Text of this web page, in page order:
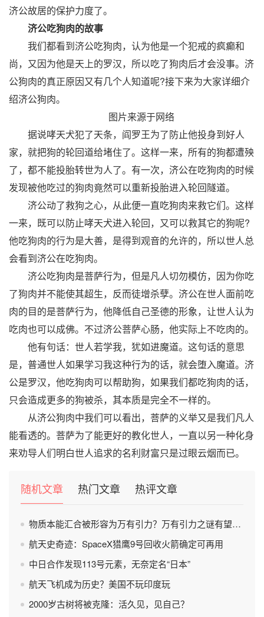
济公故居的保护力度了。
济公吃狗肉的故事
我们都看到济公吃狗肉，认为他是一个犯戒的疯癫和
尚，又因为他是天上的罗汉，所以吃了狗肉后才会没事。济
公狗肉的真正原因又有几个人知道呢?接下来为大家详细介
绍济公狗肉。
图片来源于网络
据说哮天犬犯了天条，阎罗王为了防止他投身到好人
家，就把狗的轮回道给堵住了。这样一来，所有的狗都遭殃
了，都不能投胎转世为人了。有一次，济公在吃狗肉的时候
发现被他吃过的狗肉竟然可以重新投胎进入轮回隧道。
济公动了救狗之心，从此便一直吃狗肉来救它们。这样
一来，既可以防止哮天犬进入轮回，又可以救其它的狗呢?
他吃狗肉的行为是大善，是得到观音的允许的，所以世人总
会看到济公在吃狗肉。
济公吃狗肉是菩萨行为，但是凡人切勿模仿，因为你吃
了狗肉并不能使其超生，反而徒增杀孽。济公在世人面前吃
肉的目的是菩萨行为，他降低自己圣德的形象，让世人认为
吃肉也可以成佛。不过济公菩萨心肠，他实际上不吃肉的。
他有句话：世人若学我，犹如进魔道。这句话的意思
是，普通世人如果学习我这种行为的话，就会堕入魔道。济
公是罗汉，他吃狗肉可以帮助狗，如果我们都吃狗肉的话，
只会造成更多的狗被杀，其本质是完全不一样的。
从济公狗肉中我们可以看出，菩萨的义举又是我们凡人
能看透的。菩萨为了能更好的教化世人，一直以另一种化身
来劝导人们明白世人追求的名利财富只是过眼云烟而已。
随机文章 热门文章 热评文章
物质本能汇合被形容为万有引力？万有引力之谜有望被破解？
航天史奇迹：SpaceX猎鹰9号回收火箭确定可再用
中日合作发现113号元素，无奈定名“日本”
航天飞机成为历史？美国不玩印度玩
2000岁古树将被克隆：活久见，见自己？